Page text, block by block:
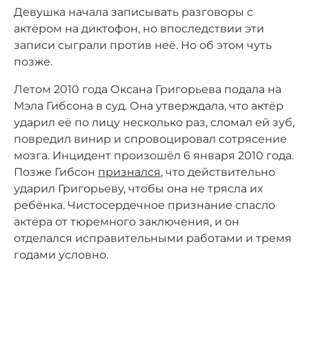
Девушка начала записывать разговоры с
актёром на диктофон, но впоследствии эти
записи сыграли против неё. Но об этом чуть
позже.
Летом 2010 года Оксана Григорьева подала на
Мэла Гибсона в суд. Она утверждала, что актёр
ударил её по лицу несколько раз, сломал ей зуб,
повредил винир и спровоцировал сотрясение
мозга. Инцидент произошёл 6 января 2010 года.
Позже Гибсон признался, что действительно
ударил Григорьеву, чтобы она не трясла их
ребёнка. Чистосердечное признание спасло
актёра от тюремного заключения, и он
отделался исправительными работами и тремя
годами условно.